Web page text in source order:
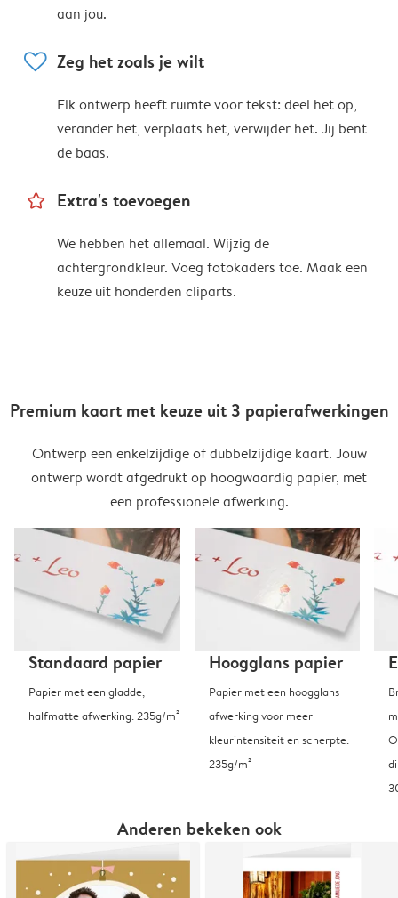
aan jou.
heart Zeg het zoals je wilt
Elk ontwerp heeft ruimte voor tekst: deel het op,
verander het, verplaats het, verwijder het. Jij bent
de baas.
star_outline Extra's toevoegen
We hebben het allemaal. Wijzig de
achtergrondkleur. Voeg fotokaders toe. Maak een
keuze uit honderden cliparts.
Premium kaart met keuze uit 3 papierafwerkingen
Ontwerp een enkelzijdige of dubbelzijdige kaart. Jouw
ontwerp wordt afgedrukt op hoogwaardig papier, met
een professionele afwerking.
Standaard papier
Papier met een gladde,
halfmatte afwerking. 235g/m²
Hoogglans papier
Papier met een hoogglans
afwerking voor meer
kleurintensiteit en scherpte.
235g/m²
Anderen bekeken ook